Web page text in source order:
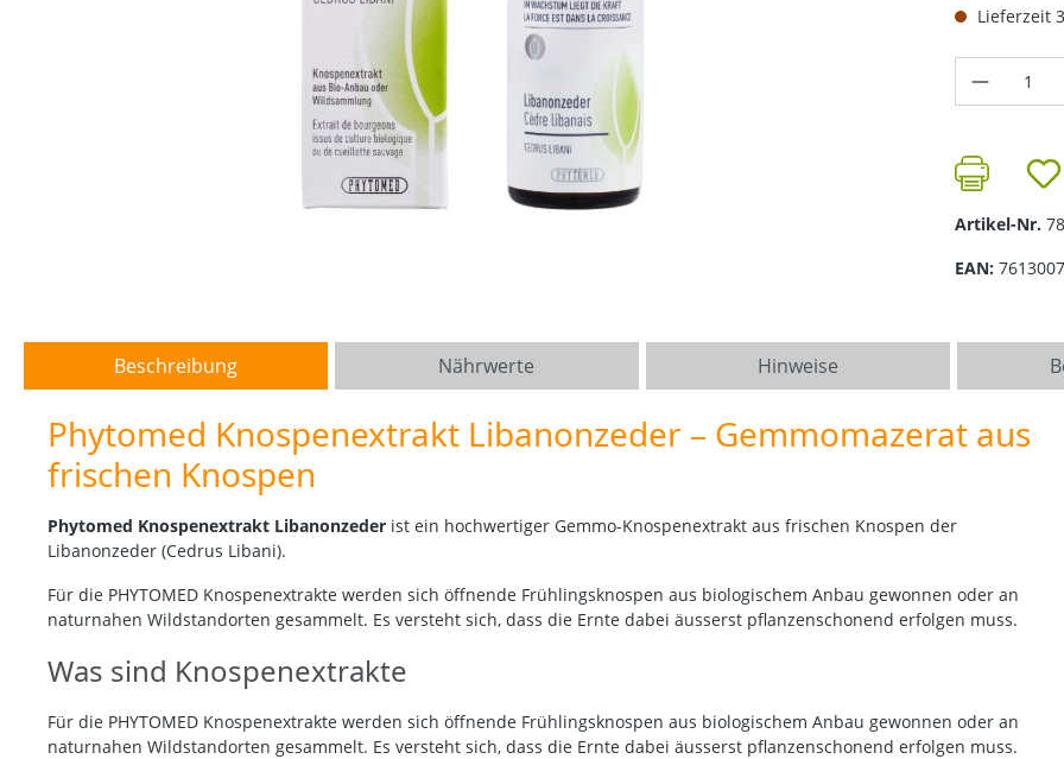
Lieferzeit
Artikel-Nr.
EAN:
Beschreibung Nährwerte Hinweise
Phytomed Knospenextrakt Libanonzeder – Gemmomazerat aus
frischen Knospen
Phytomed Knospenextrakt Libanonzeder ist ein hochwertiger Gemmo-Knospenextrakt aus frischen Knospen der
Libanonzeder (Cedrus Libani).
Für die PHYTOMED Knospenextrakte werden sich öffnende Frühlingsknospen aus biologischem Anbau gewonnen oder an
naturnahen Wildstandorten gesammelt. Es versteht sich, dass die Ernte dabei äusserst pflanzenschonend erfolgen muss.
Was sind Knospenextrakte
Für die PHYTOMED Knospenextrakte werden sich öffnende Frühlingsknospen aus biologischem Anbau gewonnen oder an
naturnahen Wildstandorten gesammelt. Es versteht sich, dass die Ernte dabei äusserst pflanzenschonend erfolgen muss.